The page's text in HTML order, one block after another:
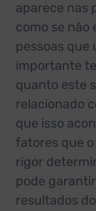
aparece nas
como se não
pessoas que
importante
quanto este
relacionado
que isso
fatores que
rigor
pode
resultados do